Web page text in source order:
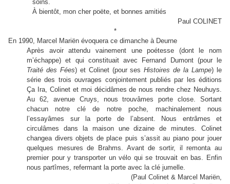
soins.
À bientôt, mon cher poëte, et bonnes amitiés
Paul COLINET
*
En 1990, Marcel Mariën évoquera ce dimanche à Deurne
Après avoir attendu vainement une poétesse (dont le nom
m’échappe) et qui constituait avec Fernand Dumont (pour le
Traité des Fées) et Colinet (pour sesHistoires de la Lampe) le
série des trois ouvrages conjointement publiés par les éditions
Ça Ira, Colinet et moi décidâmes de nous rendre chez Neuhuys.
Au 62, avenue Cruys, nous trouvâmes porte close. Sortant
chacun notre clé de notre poche, machinalement nous
l’essayâmes sur la porte de l’absent. Nous entrâmes et
circulâmes dans la maison une dizaine de minutes. Colinet
changea divers objets de place puis s’assit au piano pour jouer
quelques mesures de Brahms. Avant de sortir, il remonta au
premier pour y transporter un vélo qui se trouvait en bas. Enfin
nous partîmes, refermant la porte avec la clé jumelle.
(Paul Colinet & Marcel Mariën,